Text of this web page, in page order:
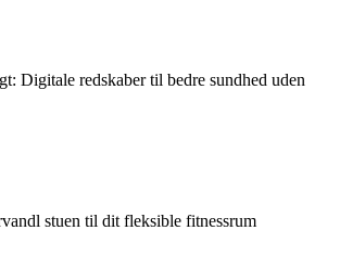
Digitale redskaber til bedre sundhed uden
stuen til dit fleksible fitnessrum